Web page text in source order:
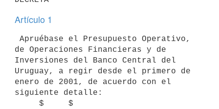
Artículo 1
de Operaciones Financieras y de
Inversiones del Banco Central del
Uruguay, a regir desde el primero de
enero de 2001, de acuerdo con el
siguiente detalle: